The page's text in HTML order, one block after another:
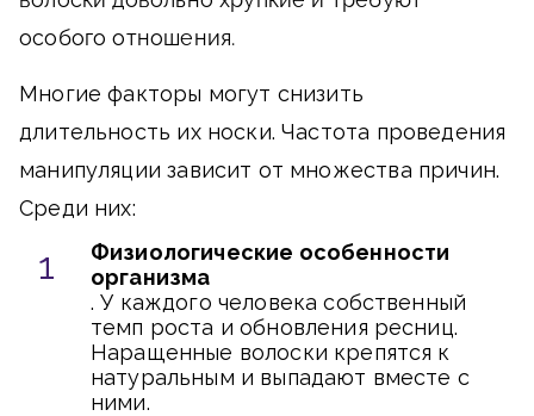
особого отношения.
Многие факторы могут снизить
длительность их носки. Частота проведения
манипуляции зависит от множества причин.
Среди них:
Физиологические особенности
организма
. У каждого человека собственный
темп роста и обновления ресниц.
Наращенные волоски крепятся к
натуральным и выпадают вместе с
ними.